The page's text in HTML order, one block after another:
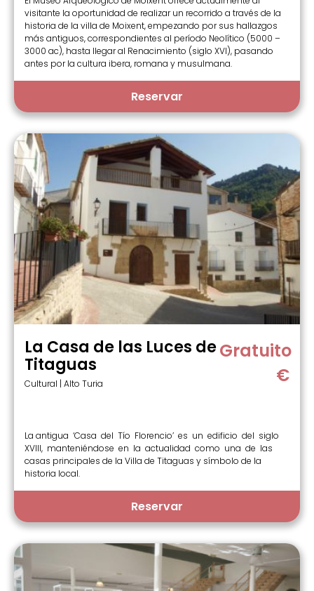
visitante la oportunidad de realizar un recorrido a través de la
historia de la villa de Moixent, empezando por sus hallazgos
más antiguos, correspondientes al período Neolítico (5000 –
3000 ac), hasta llegar al Renacimiento (siglo XVI), pasando
antes por la cultura ibera, romana y musulmana.
Reservar
La Casa de las Luces de
Titaguas
Cultural | Alto Turia
Gratuito
€
La antigua ‘Casa del Tío Florencio’ es un edificio del siglo
XVIII, manteniéndose en la actualidad como una de las
casas principales de la Villa de Titaguas y símbolo de la
historia local.
Reservar